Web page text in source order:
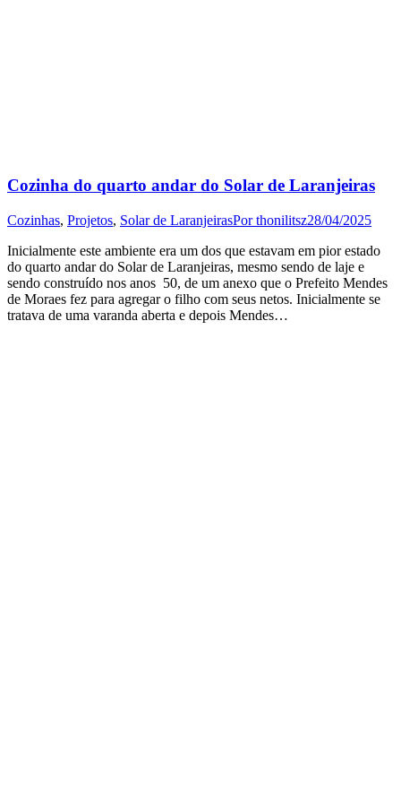
Cozinha do quarto andar do Solar de Laranjeiras
Cozinhas, Projetos, Solar de LaranjeirasPorthonilitsz28/04/2025
Inicialmente este ambiente era um dos que estavam em pior estado
do quarto andar do Solar de Laranjeiras, mesmo sendo de laje e
sendo construído nos anos 50, de um anexo que o Prefeito Mendes
de Moraes fez para agregar o filho com seus netos. Inicialmente se
tratava de uma varanda aberta e depois Mendes…